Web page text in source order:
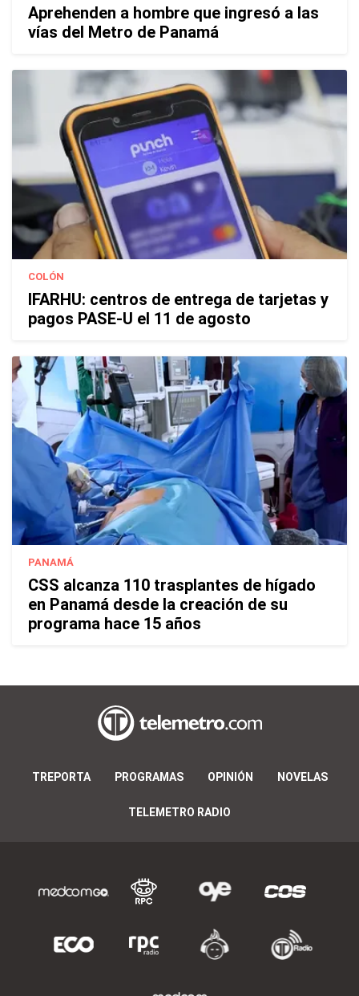
Aprehenden a hombre que ingresó a las
vías del Metro de Panamá
COLÓN
IFARHU: centros de entrega de tarjetas y
pagos PASE-U el 11 de agosto
PANAMÁ
CSS alcanza 110 trasplantes de hígado
en Panamá desde la creación de su
programa hace 15 años
TREPORTA PROGRAMAS OPINIÓN NOVELAS
TELEMETRO RADIO